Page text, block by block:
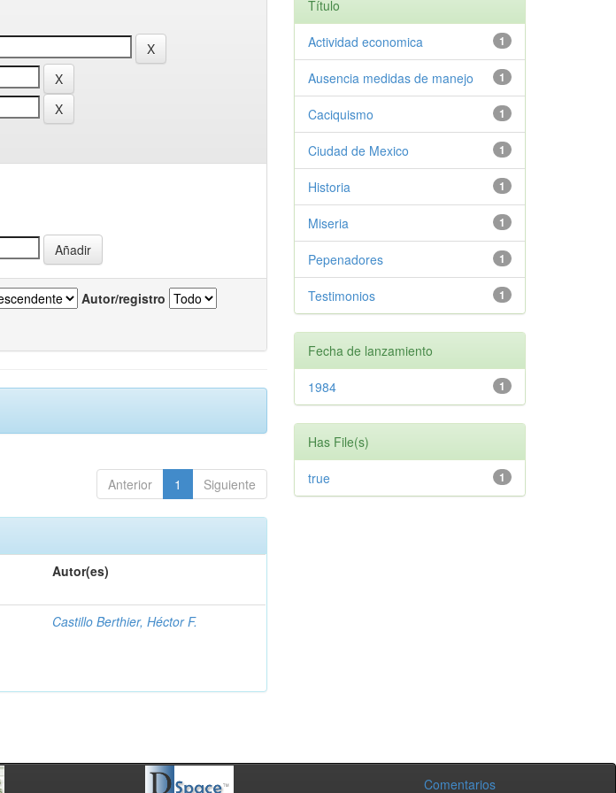
Autor/registro
Anterior 1 Siguiente
Autor(es)
Castillo Berthier, Héctor F.
Título
1
Actividad economica
1
Ausencia medidas de manejo
1
Caciquismo
1
Ciudad de Mexico
1
Historia
1
Miseria
1
Pepenadores
1
Testimonios
Fecha de lanzamiento
1
1984
Has File(s)
1
true
Comentarios